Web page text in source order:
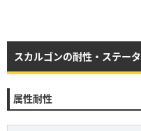
スカルゴンの耐性・ステー
属性耐性